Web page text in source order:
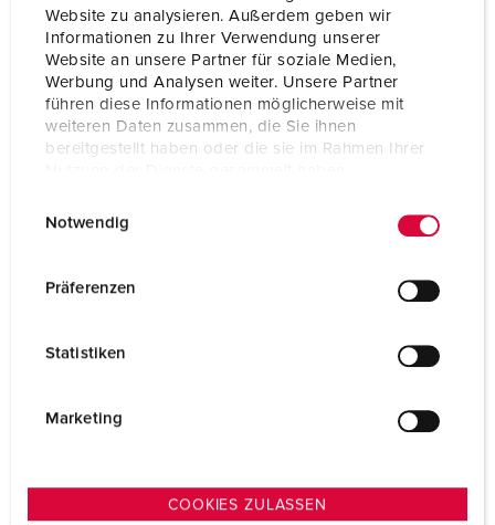
Website zu analysieren. Außerdem geben wir
Informationen zu Ihrer Verwendung unserer
Website an unsere Partner für soziale Medien,
Werbung und Analysen weiter. Unsere Partner
führen diese Informationen möglicherweise mit
weiteren Daten zusammen, die Sie ihnen
bereitgestellt haben oder die sie im Rahmen Ihrer
Notwendig
Präferenzen
Statistiken
Marketing
COOKIES ZULASSEN